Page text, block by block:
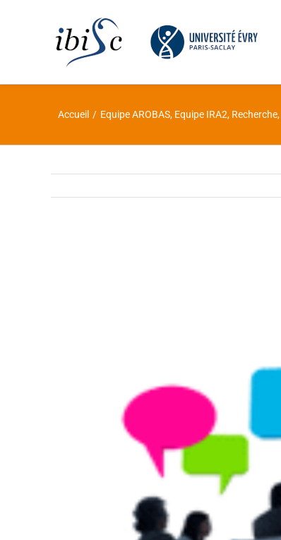
Accueil / Equipe AROBAS, Equipe IRA2, Recherche,